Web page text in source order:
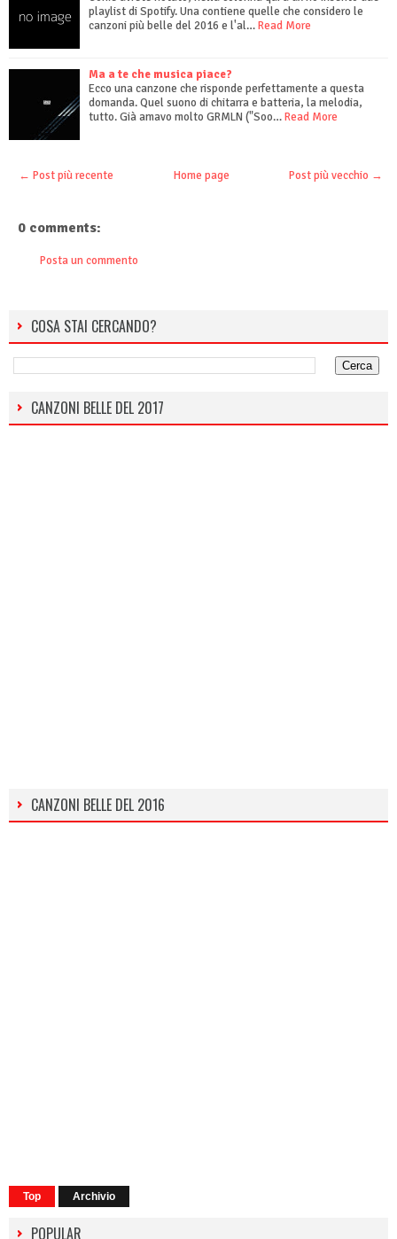
playlist di Spotify. Una contiene quelle che considero le
canzoni più belle del 2016 e l'al…Read More
Ma a te che musica piace?
Ecco una canzone che risponde perfettamente a questa
domanda. Quel suono di chitarra e batteria, la melodia,
tutto. Già amavo molto GRMLN ("Soo…Read More
← Post più recente Post più vecchio →
Home page
0 comments:
Posta un commento
COSA STAI CERCANDO?
CANZONI BELLE DEL 2017
CANZONI BELLE DEL 2016
Top Archivio
POPULAR